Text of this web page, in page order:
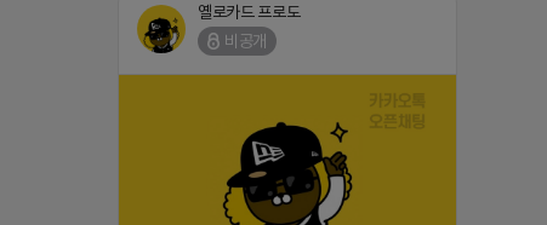
옐로카드 프로도
비공개